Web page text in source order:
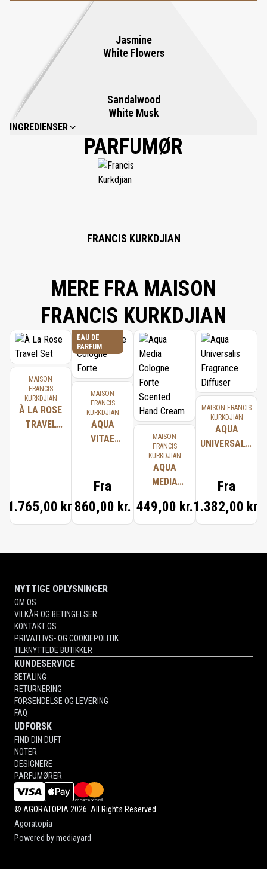
univers sig til en omsluttende og beroligende fornemmelse takket
være en akkord af sandeltræ og hvid moskus.
Jasmine
White Flowers
Sandalwood
White Musk
INGREDIENSER
ALCOHOL; PARFUM (FRAGRANCE); AQUA (WATER); LIMONENE; BENZYL
SALICYLATE; CITRONELLOL; GERANIOL; TRIETHYL CITRATE; LINALOOL;
BUTYL METHOXYDIBENZOYLMETHANE; PENTAERYTHRITYL TETRA-DI-T-
BUTYL HYDROXYHYDROCINNAMATE; CITRAL; BENZYL BENZOATE; BENZYL
PARFUMØR
FRANCIS KURKDJIAN
MERE FRA MAISON
FRANCIS KURKDJIAN
MAISON
FRANCIS
KURKDJIAN
À LA ROSE
TRAVEL
1.765,00 kr.
EAU DE
PARFUM
MAISON
FRANCIS
KURKDJIAN
AQUA
VITAE
Fra
860,00 kr.
MAISON
FRANCIS
KURKDJIAN
AQUA
MEDIA
FORTE
SCENTED
CREAM
449,00 kr.
MAISON FRANCIS
KURKDJIAN
AQUA
UNIVERSALIS
Fra
1.382,00 kr.
NYTTIGE OPLYSNINGER
OM OS
VILKÅR OG BETINGELSER
KONTAKT OS
PRIVATLIVS- OG COOKIEPOLITIK
TILKNYTTEDE BUTIKKER
KUNDESERVICE
BETALING
RETURNERING
FORSENDELSE OG LEVERING
FAQ
UDFORSK
FIND DIN DUFT
NOTER
DESIGNERE
PARFUMØRER
© AGORATOPIA 2026. All Rights Reserved.
Agoratopia
Powered bymediayard